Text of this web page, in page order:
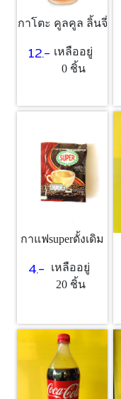
กาโตะ คูลคูล ลิ้นจี่
12.- เหลืออยู่
0 ชิ้น
กาแฟsuperดั้งเดิม
4.-
เหลืออยู่
20 ชิ้น